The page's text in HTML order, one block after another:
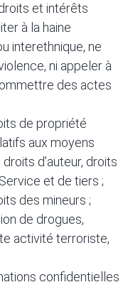
et intérêts
à la haine
interethnique, ne
ni appeler à
des actes
de propriété
aux moyens
d’auteur, droits
et de tiers ;
des mineurs ;
de drogues,
activité terroriste,
confidentielles